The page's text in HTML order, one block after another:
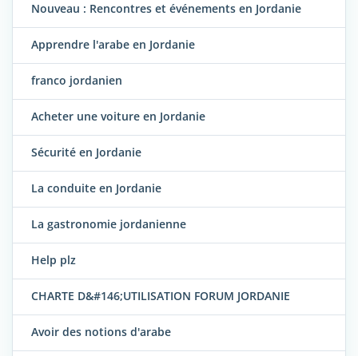
Nouveau : Rencontres et événements en Jordanie
Apprendre l'arabe en Jordanie
franco jordanien
Acheter une voiture en Jordanie
Sécurité en Jordanie
La conduite en Jordanie
La gastronomie jordanienne
Help plz
CHARTE D&#146;UTILISATION FORUM JORDANIE
Avoir des notions d'arabe